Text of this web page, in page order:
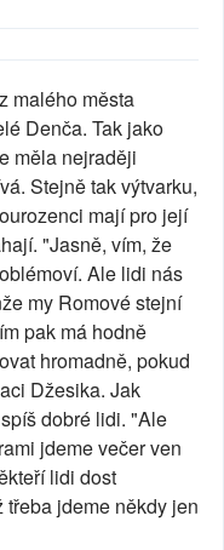
malého města
Denča. Tak jako
měla nejraději
Stejně tak výtvarku,
mají pro její
"Jasně, vím, že
Ale lidi nás
my Romové stejní
pak má hodně
hromadně, pokud
Džesika. Jak
dobré lidi. "Ale
jdeme večer ven
lidi dost
jdeme někdy jen